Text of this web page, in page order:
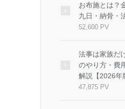
お布施とは？
九日・納骨・
52,600 PV
法事は家族だ
のやり方・費
解説【2026年
47,875 PV